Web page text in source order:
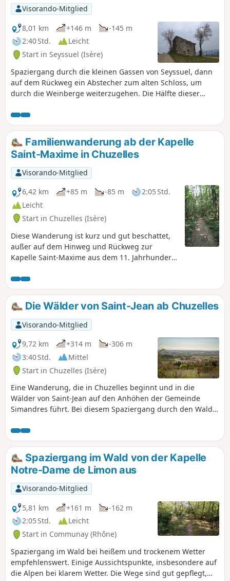
Visorando-Mitglied
8,01 km
+146 m
-145 m
2:40 Std.
Leicht
Start in Seyssuel (Isère)
Spaziergang durch die kleinen Gassen von Seyssuel, dann
auf dem Rückweg ein Abstecher zum alten Schloss, um
durch die Weinberge weiterzugehen. Die Hälfte dieser
Ausblicke auf die Monts du Lyonnais, was diesen Teil
weniger lang erscheinen lässt.
Familienwanderung ab der Kapelle
Saint-Maxime in Chuzelles
Visorando-Mitglied
6,42 km
+85 m -85 m
2:05 Std.
Leicht
Start in Chuzelles (Isère)
Diese Wanderung ist kurz und gut beschattet,
außer auf dem Hinweg und Rückweg zur
Kapelle Saint-Maxime aus dem 11. Jahrhundert.
Länge dieser Wanderung ganz nach seinen
Wünschen anpassen. Man kann entweder von
der Kapelle (S/Z) oder vom Punkt (1) aus starten:
Parkmöglichkeiten gibt es in beiden Fällen.
Die Wälder von Saint-Jean ab Chuzelles
Visorando-Mitglied
9,72 km
+314 m
-306 m
3:40 Std.
Mittel
Start in Chuzelles (Isère)
Eine Wanderung, die in Chuzelles beginnt und in die
Wälder von Saint-Jean auf den Anhöhen der Gemeinde
Simandres führt. Bei diesem Spaziergang durch den Wald
Strecke besteht die Möglichkeit, Notre-Dame de Limon zu
besuchen, eine romanische Kapelle aus dem12.
Jahrhundert, die an der antiken Via Domitia liegt.
Spaziergang im Wald von der Kapelle
Notre-Dame de Limon aus
Visorando-Mitglied
5,81 km
+161 m
-162 m
2:05 Std.
Leicht
Start in Communay (Rhône)
Spaziergang im Wald bei heißem und trockenem Wetter
empfehlenswert. Einige Aussichtspunkte, insbesondere auf
die Alpen bei klarem Wetter. Die Wege sind gut gepflegt,